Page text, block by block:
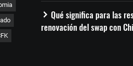
Qué significa para las
renovación del swap con